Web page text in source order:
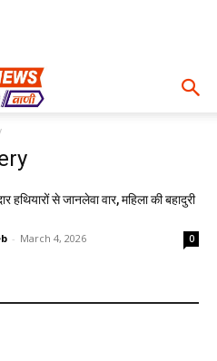
हथियारों से जानलेवा वार, महिला की बहादुरी
- March 4, 2026 0